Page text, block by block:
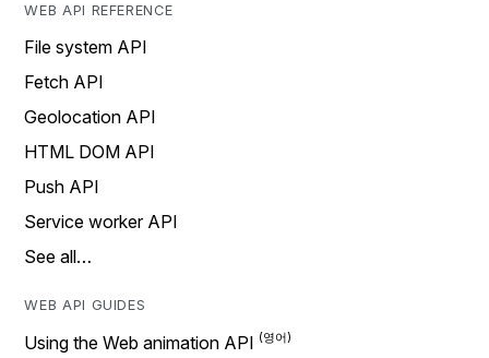
WEB API REFERENCE
File system API
Fetch API
Geolocation API
HTML DOM API
Push API
Service worker API
See all…
WEB API GUIDES
Using the Web animation API